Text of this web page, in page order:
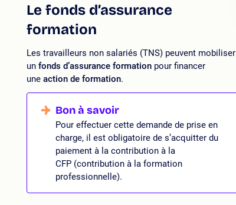
Le fonds d’assurance
formation
Les travailleurs non salariés (TNS) peuvent mobiliser
un fonds d’assurance formation pour financer
une action de formation.
Pour effectuer cette demande de prise en
charge, il est obligatoire de s’acquitter du
paiement à la contribution à la
CFP (contribution à la formation
professionnelle).